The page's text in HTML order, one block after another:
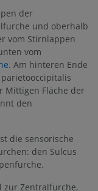
der
und oberhalb
vom Stirnlappen
vom
. Am hinteren Ende
Mittigen Fläche der
den
die sensorische
den Sulcus
zur Zentralfurche,